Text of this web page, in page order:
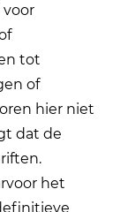
voor
tot
of
hier niet
dat de
het